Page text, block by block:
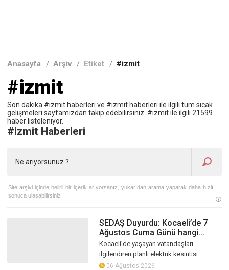
Anasayfa / Arşiv / Etiket / #izmit
#izmit
Son dakika #izmit haberleri ve #izmit haberleri ile ilgili tüm sıcak
gelişmeleri sayfamızdan takip edebilirsiniz. #izmit ile ilgili 21599
haber listeleniyor.
#izmit Haberleri
SEDAŞ Duyurdu: Kocaeli’de 7
Ağustos Cuma Günü hangi
ilçelerde elektrik kesintisi
yaşanacak?
Kocaeli’de yaşayan vatandaşları
ilgilendiren planlı elektrik kesintisi
programı SEDAŞ tarafından duyuruldu.
06 Ağustos 2026
Site arşivi içinde belirli bir içerik arıyorsanız, yukarıdan arama yaparak daha hızlı
sonuca ulaşabilirsiniz